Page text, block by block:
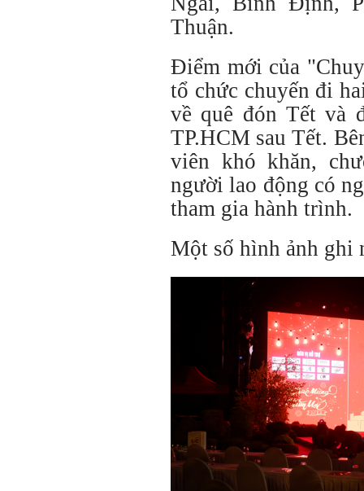
Thuận.
Điểm mới của
tổ chức chuyến đi
về quê đón Tết và
TP.HCM sau Tết.
viên khó khăn,
người lao động có
tham gia hành trình.
Một số hình ảnh ghi